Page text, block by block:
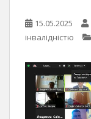
15.05.2025
інвалідністю